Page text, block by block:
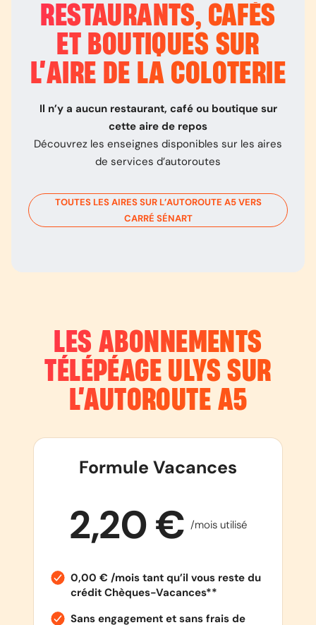
RESTAURANTS, CAFÉS
ET BOUTIQUES SUR
L’AIRE DE LA COLOTERIE
Il n’y a aucun restaurant, café ou boutique sur
cette aire de repos
Découvrez les enseignes disponibles sur les aires
de services d’autoroutes
TOUTES LES AIRES SUR L’AUTOROUTE A5VERS
CARRÉ SÉNART
LES ABONNEMENTS
TÉLÉPÉAGE ULYS SUR
L’AUTOROUTE A5
Formule Vacances
2,20 € /mois utilisé
0,00 € /mois tant qu’il vous reste du
crédit Chèques-Vacances**
Sans engagement et sans frais de